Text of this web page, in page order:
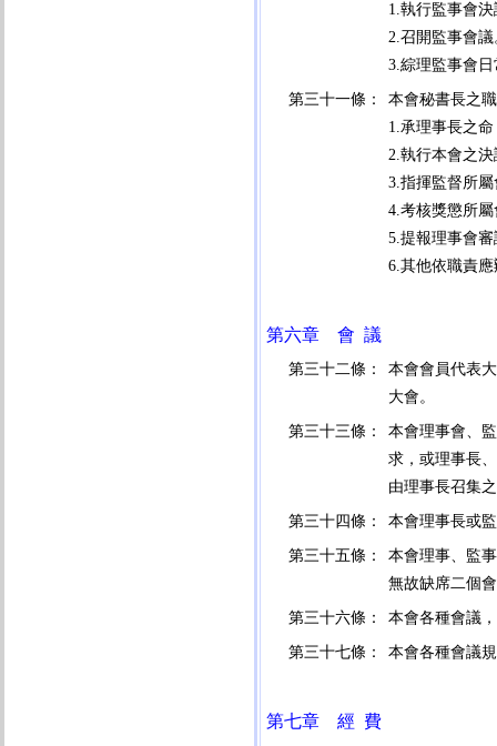
1.執行監事會
2.召開監事會議
3.綜理監事會
第三十一條：
本會秘書長之
1.承理事長之
2.執行本會之
3.指揮監督所
4.考核獎懲所
5.提報理事會
6.其他依職責
第六章 會 議
第三十二條：
本會會員代表
大會。
第三十三條：
本會理事會、
求，或理事長
由理事長召集
第三十四條： 本會理事長或
第三十五條：
本會理事、監
無故缺席二個
第三十六條： 本會各種會議
第三十七條： 本會各種會議
第七章 經 費